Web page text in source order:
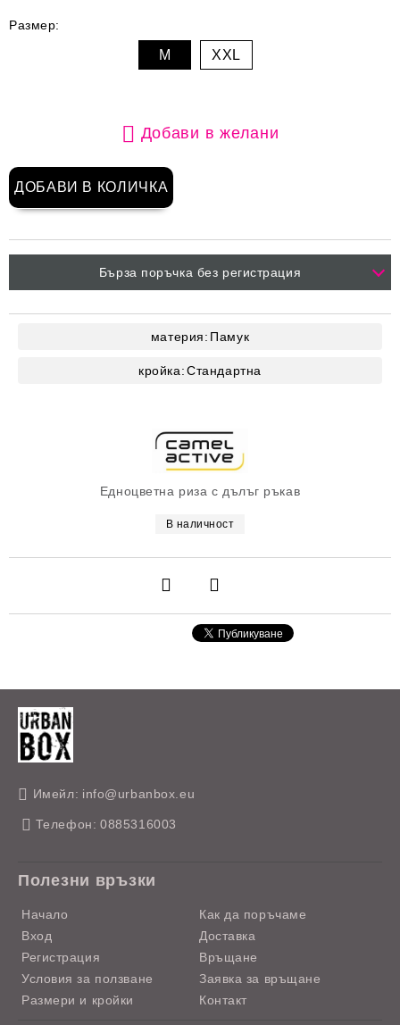
Едноцветна риза с дълъг ръкав
В наличност
Размер:
M XXL
Добави в желани
Бърза поръчка без регистрация
материя: Памук
кройка:Стандартна
Имейл: info@urbanbox.eu
Телефон: 0885316003
Полезни връзки
Начало
Вход
Регистрация
Условия за ползване
Размери и кройки
Как да поръчаме
Доставка
Връщане
Заявка за връщане
Контакт